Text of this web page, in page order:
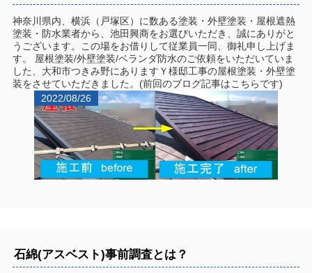
2022/08/26
神奈川県内、横浜（戸塚区）に数ある塗装・外壁塗装・屋根遮熱
塗装・防水業者から、池田興商をお選びいただき、誠にありがと
うございます。この場をお借りして従業員一同、御礼申し上げま
す。 屋根塗装/外壁塗装/ベランダ防水のご依頼をいただいていま
した、大和市つきみ野にありますＹ様邸工事の屋根塗装・外壁塗
装をさせていただきました。(前回のブログ記事はこちらです)
石綿(アスベスト)事前調査とは？